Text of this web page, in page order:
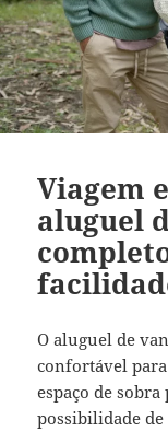
Viagem
aluguel
O aluguel de
confortável
espaço de sobra
possibilidade